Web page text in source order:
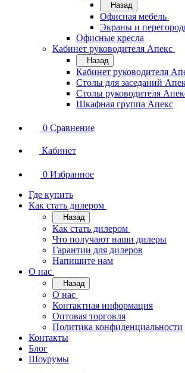
Назад
Офисная мебель
Экраны и
Офисные кресла
Кабинет руководителя Апекс
Назад
Кабинет руководителя
Столы для заседаний
Столы руководителя
Шкафная группа Апекс
0 Сравнение
Кабинет
0 Избранное
Где купить
Как стать дилером
Назад
Как стать дилером
Что получают наши дилеры
Гарантии для дилеров
Напишите нам
О нас
Назад
О нас
Контактная информация
Оптовая торговля
Политика конфиденциальности
Контакты
Блог
Шоурумы